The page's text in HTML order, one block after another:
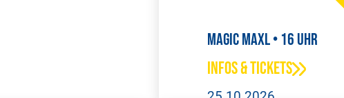
Magic Maxl • 16 Uhr
Infos & Tickets